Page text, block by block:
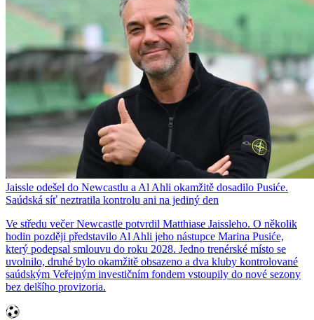
Jaissle odešel do Newcastlu a Al Ahli okamžitě dosadilo Pusiće.
Saúdská síť neztratila kontrolu ani na jediný den
Ve středu večer Newcastle potvrdil Matthiase Jaissleho. O několik
hodin později představilo Al Ahli jeho nástupce Marina Pusiće,
který podepsal smlouvu do roku 2028. Jedno trenérské místo se
uvolnilo, druhé bylo okamžitě obsazeno a dva kluby kontrolované
saúdským Veřejným investičním fondem vstoupily do nové sezony
bez delšího provizoria.